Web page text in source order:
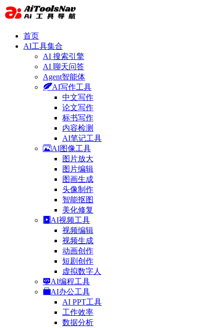
首页
AI工具集合
AI 搜索引擎
AI 聊天问答
Agent智能体
AI写作工具
中文写作
论文写作
标书写作
内容检测
AI笔记工具
AI图像工具
图片放大
图片编辑
图画生成
头像制作
智能抠图
美化修复
AI视频工具
视频编辑
视频生成
动画创作
短剧创作
虚拟数字人
AI编程工具
AI办公工具
AI PPT工具
工作效率
数据分析